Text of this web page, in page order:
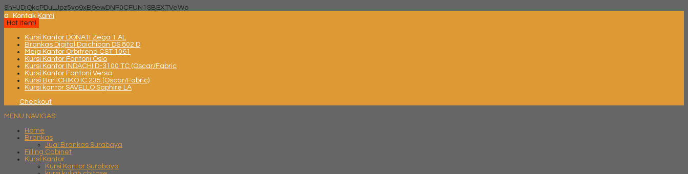
ShHJDjQkcPDuLJpz5vo9xB9ewDNF0CFUN1SBEXTVeWo
q
Kontak Kami
Hot Item!
Kursi Kantor DONATI Zega 1 AL
Brankas Digital Daichiban DS 802 D
Meja Kantor Orbitrend CST 1061
Kursi Kantor Fantoni Oslo
Kursi Kantor INDACHI D-3100 TC (Oscar/Fabric
Kursi Kantor Fantoni Versa
Kursi Bar ICHIKO IC 235 (Oscar/Fabric)
Kursi kantor SAVELLO Saphire LA
Checkout
MENU NAVIGASI
Home
Brankas
Jual Brankas Surabaya
Filling Cabinet
Kursi Kantor
Kursi Kantor Surabaya